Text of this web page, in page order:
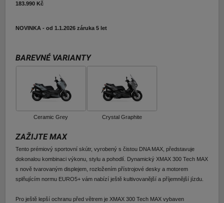
BAREVNÉ VARIANTY
Ceramic Grey Crystal Graphite
ZAŽIJTE MAX
Tento prémiový sportovní skútr, vyrobený s čistou DNA MAX, představuje
dokonalou kombinaci výkonu, stylu a pohodlí. Dynamický XMAX 300 Tech MAX
s nově tvarovaným displejem, rozložením přístrojové desky a motorem
splňujícím normu EURO5+ vám nabízí ještě kultivovanější a příjemnější jízdu.
Pro ještě lepší ochranu před větrem je XMAX 300 Tech MAX vybaven
183.990 Kč
NOVINKA - od 1.1.2026 záruka 5 let